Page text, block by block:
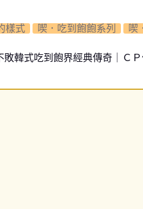
樣式 喫．吃到飽飽系列 喫
敗韓式吃到飽界經典傳奇｜Ｃ